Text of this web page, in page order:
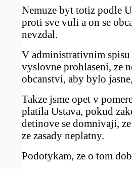
Nemuze byt totiz podle
proti sve vuli a on se
nevzdal.
V administrativnim
vyslovne prohlaseni, ze
obcanstvi, aby bylo
Takze jsme opet v
platila Ustava, pokud
detinove se domnivaji,
ze zasady neplatny.
Podotykam, ze o tom